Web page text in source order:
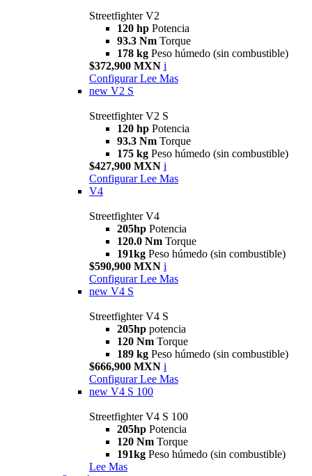
Streetfighter V2
120 hp Potencia
93.3 Nm Torque
178 kg Peso húmedo (sin combustible)
$372,900 MXN i
Configurar Lee Mas
new V2 S
Streetfighter V2 S
120 hp Potencia
93.3 Nm Torque
175 kg Peso húmedo (sin combustible)
$427,900 MXN i
Configurar Lee Mas
V4
Streetfighter V4
205hp Potencia
120.0 Nm Torque
191kg Peso húmedo (sin combustible)
$590,900 MXN i
Configurar Lee Mas
new V4 S
Streetfighter V4 S
205hp potencia
120 Nm Torque
189 kg Peso húmedo (sin combustible)
$666,900 MXN i
Configurar Lee Mas
new V4 S 100
Streetfighter V4 S 100
205hp Potencia
120 Nm Torque
191kg Peso húmedo (sin combustible)
Lee Mas